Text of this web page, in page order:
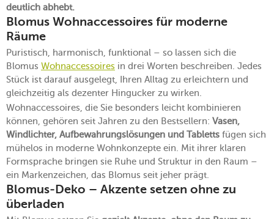
deutlich abhebt.
Blomus Wohnaccessoires für moderne
Räume
Puristisch, harmonisch, funktional – so lassen sich die
Blomus Wohnaccessoires in drei Worten beschreiben. Jedes
Stück ist darauf ausgelegt, Ihren Alltag zu erleichtern und
gleichzeitig als dezenter Hingucker zu wirken.
Wohnaccessoires, die Sie besonders leicht kombinieren
können, gehören seit Jahren zu den Bestsellern: Vasen,
Windlichter, Aufbewahrungslösungen und Tabletts fügen sich
mühelos in moderne Wohnkonzepte ein. Mit ihrer klaren
Formsprache bringen sie Ruhe und Struktur in den Raum –
ein Markenzeichen, das Blomus seit jeher prägt.
Blomus-Deko – Akzente setzen ohne zu
überladen